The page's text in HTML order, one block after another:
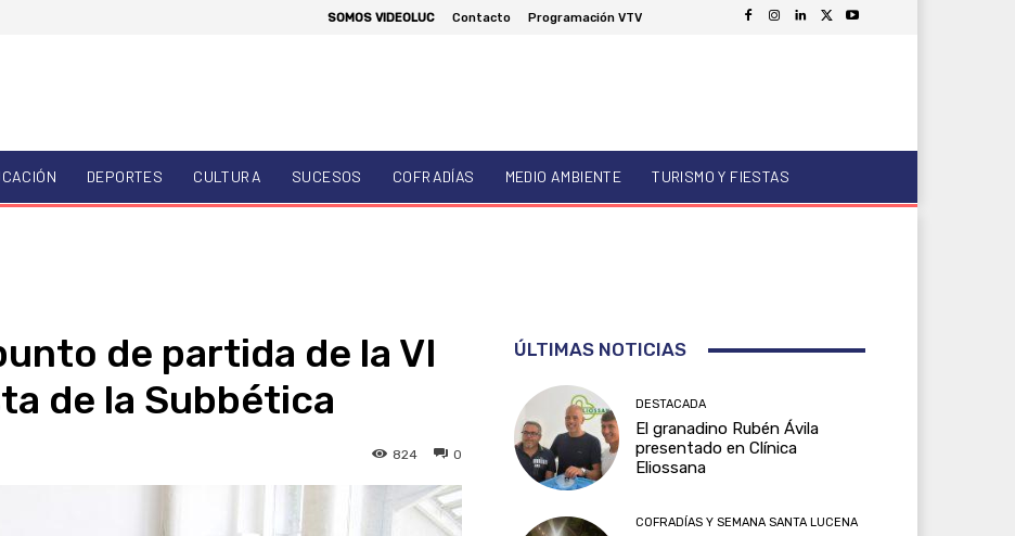
SOMOS VIDEOLUC Contacto Programación VTV
DEPORTES CULTURA SUCESOS COFRADÍAS MEDIO AMBIENTE TURISMO Y FIESTAS
de partida de la VI
de la Subbética
0
824
ÚLTIMAS NOTICIAS
DESTACADA
El granadino Rubén Ávila
presentado en Clínica
Eliossana
COFRADÍAS Y SEMANA SANTA LUCENA